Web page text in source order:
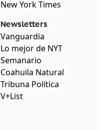
New York Times
Newsletters
Vanguardia
Lo mejor de NYT
Semanario
Coahuila Natural
Tribuna Política
V+List